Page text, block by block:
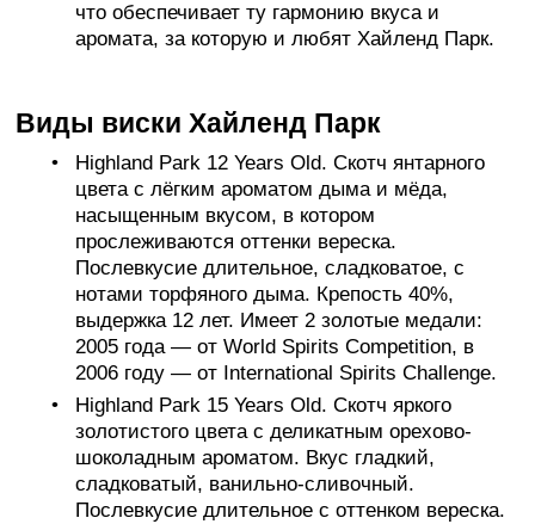
что обеспечивает ту гармонию вкуса и
аромата, за которую и любят Хайленд Парк.
Виды виски Хайленд Парк
Highland Park 12 Years Old. Скотч янтарного
цвета с лёгким ароматом дыма и мёда,
насыщенным вкусом, в котором
прослеживаются оттенки вереска.
Послевкусие длительное, сладковатое, с
нотами торфяного дыма. Крепость 40%,
выдержка 12 лет. Имеет 2 золотые медали:
2005 года — от World Spirits Competition, в
2006 году — от International Spirits Challenge.
Highland Park 15 Years Old. Скотч яркого
золотистого цвета с деликатным орехово-
шоколадным ароматом. Вкус гладкий,
сладковатый, ванильно-сливочный.
Послевкусие длительное с оттенком вереска.